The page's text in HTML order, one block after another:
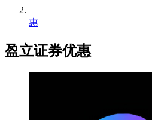
惠
盈立证券优惠